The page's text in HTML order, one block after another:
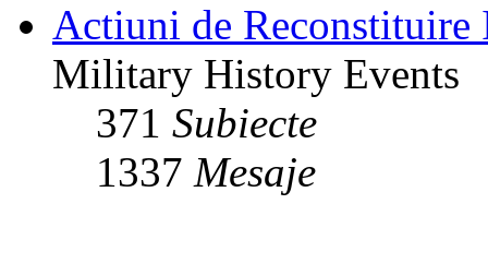
Actiuni de
Military History Events
371 Subiecte
1337 Mesaje